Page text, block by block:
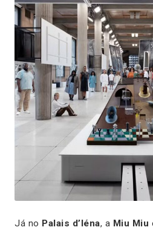
Já no Palais d’Iéna, a Miu Miu